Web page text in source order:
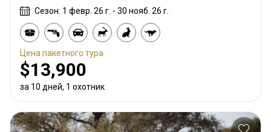
Сезон: 1 февр. 26 г. - 30 нояб. 26 г.
Цена пакетного тура
$13,900
за 10 дней, 1 охотник